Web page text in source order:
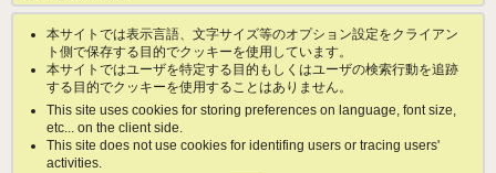
本サイトでは表示言語、文字サイズ等のオプション設定をクライアン
ト側で保存する目的でクッキーを使用しています。
本サイトではユーザを特定する目的もしくはユーザの検索行動を追跡
する目的でクッキーを使用することはありません。
This site uses cookies for storing preferences on language, font size,
etc... on the client side.
This site does not use cookies for identifing users or tracing users'
activities.